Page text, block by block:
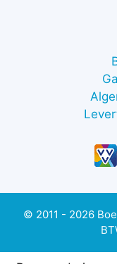
© 2011 - 2026